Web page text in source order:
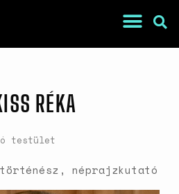
RÉKA
testület
néprajzkutató